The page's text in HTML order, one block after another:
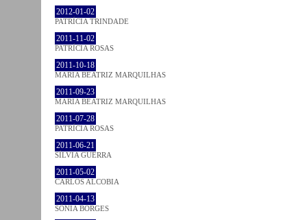
2012-01-02
PATRÍCIA TRINDADE
2011-11-02
PATRÍCIA ROSAS
2011-10-18
MARIA BEATRIZ MARQUILHAS
2011-09-23
MARIA BEATRIZ MARQUILHAS
2011-07-28
PATRÍCIA ROSAS
2011-06-21
SÍLVIA GUERRA
2011-05-02
CARLOS ALCOBIA
2011-04-13
SÓNIA BORGES